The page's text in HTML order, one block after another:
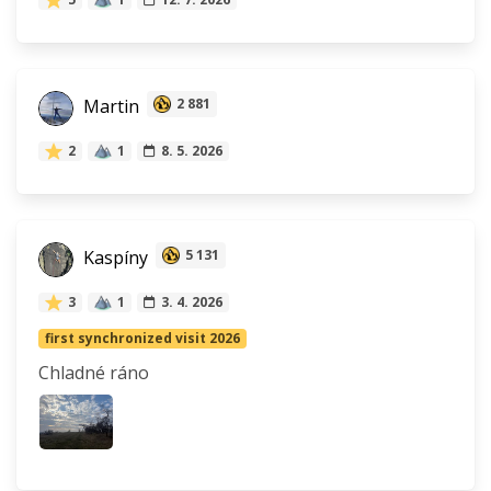
Martin 2 881
2 1 8. 5. 2026
Kaspíny 5 131
3 1
3. 4. 2026
first synchronized visit 2026
Chladné ráno